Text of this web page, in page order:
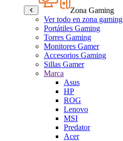
Zona Gaming
Ver todo en zona gaming
Portátiles Gaming
Torres Gaming
Monitores Gamer
Accesorios Gaming
Sillas Gamer
Marca
Asus
HP
ROG
Lenovo
MSI
Predator
Acer